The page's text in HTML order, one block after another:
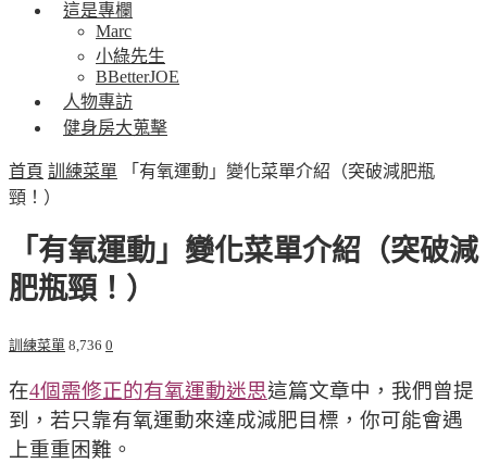
這是專欄
Marc
小綠先生
BBetterJOE
人物專訪
健身房大蒐擊
首頁 訓練菜單
「有氧運動」變化菜單介紹（突破減肥瓶
頸！）
「有氧運動」變化菜單介紹（突破減
肥瓶頸！）
訓練菜單 8,736 0
在4個需修正的有氧運動迷思這篇文章中，我們曾提
到，若只靠有氧運動來達成減肥目標，你可能會遇
上重重困難。